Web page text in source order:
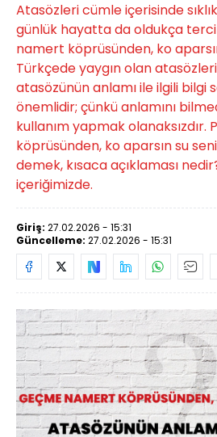
Atasözleri cümle içerisinde
günlük hayatta da oldukça
namert köprüsünden, ko
Türkçede yaygın olan
atasözünün anlamı ile ilgili bilgi
önemlidir; çünkü anlamını
kullanım yapmak
köprüsünden, ko aparsın su
demek, kısaca açıklaması
içeriğimizde.
Giriş: 27.02.2026 - 15:31
Güncelleme: 27.02.2026 - 15:31